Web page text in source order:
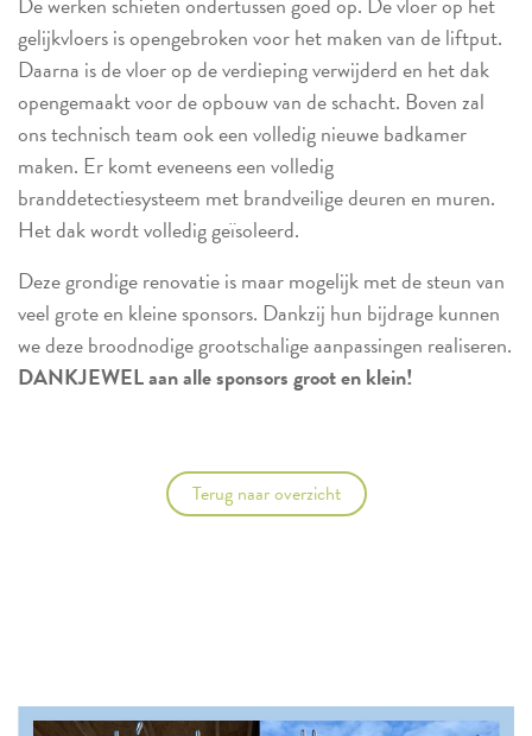
gelijkvloers is opengebroken voor het maken van de liftput.
Daarna is de vloer op de verdieping verwijderd en het dak
opengemaakt voor de opbouw van de schacht. Boven zal
ons technisch team ook een volledig nieuwe badkamer
maken. Er komt eveneens een volledig
branddetectiesysteem met brandveilige deuren en muren.
Het dak wordt volledig geïsoleerd.
Deze grondige renovatie is maar mogelijk met de steun van
veel grote en kleine sponsors. Dankzij hun bijdrage kunnen
we deze broodnodige grootschalige aanpassingen realiseren.
DANKJEWEL aan alle sponsors groot en klein!
Terug naar overzicht